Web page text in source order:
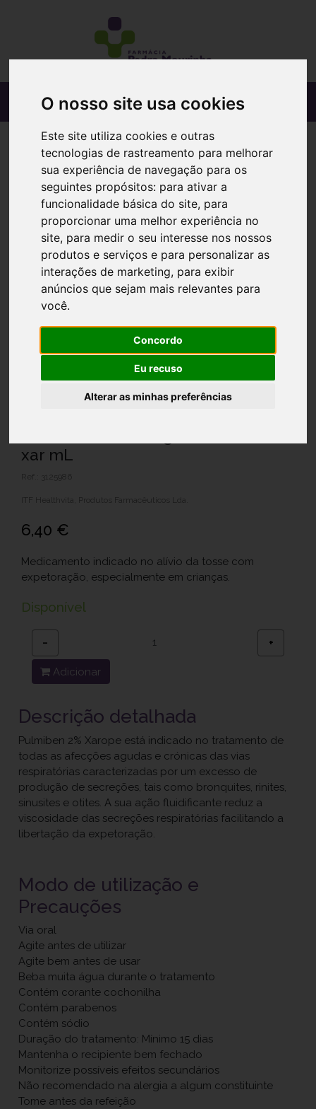
O nosso site usa cookies
Este site utiliza cookies e outras
tecnologias de rastreamento para melhorar
sua experiência de navegação para os
seguintes propósitos: para ativar a
funcionalidade básica do site, para
proporcionar uma melhor experiência no
site, para medir o seu interesse nos nossos
produtos e serviços e para personalizar as
interações de marketing, para exibir
anúncios que sejam mais relevantes para
você.
Concordo
Eu recuso
Alterar as minhas preferências
xar mL
Ref.: 3125986
ITF Healthvita, Produtos Farmacêuticos Lda.
6,40 €
Medicamento indicado no alívio da tosse com
expetoração, especialmente em crianças.
Disponível
− +
Adicionar
Descrição detalhada
Pulmiben 2% Xarope está indicado no tratamento de
todas as afecções agudas e crónicas das vias
respiratórias caracterizadas por um excesso de
produção de secreções, tais como bronquites, rinites,
sinusites e otites. A sua ação fluidificante reduz a
viscosidade das secreções respiratórias facilitando a
libertação da expetoração.
Modo de utilização e
Precauções
Via oral
Agite antes de utilizar
Agite bem antes de usar
Beba muita água durante o tratamento
Contém corante cochonilha
Contém parabenos
Contém sódio
Duração do tratamento: Mínimo 15 dias
Mantenha o recipiente bem fechado
Monitorize possíveis efeitos secundários
Não recomendado na alergia a algum constituinte
Tome antes da refeição